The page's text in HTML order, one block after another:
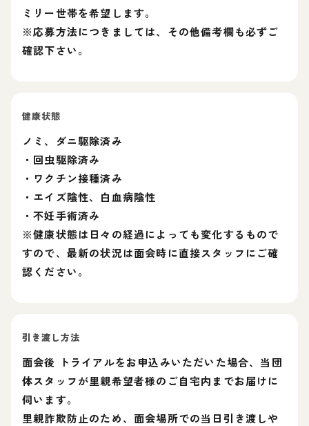
ミリー世帯を希望します。
※応募方法につきましては、その他備考欄も必ずご
確認下さい。
健康状態
ノミ、ダニ駆除済み
・回虫駆除済み
・ワクチン接種済み
・エイズ陰性、白血病陰性
・不妊手術済み
※健康状態は日々の経過によっても変化するもので
すので、最新の状況は面会時に直接スタッフにご確
認ください。
引き渡し方法
面会後 トライアルをお申込みいただいた場合、当団
体スタッフが里親希望者様のご自宅内までお届けに
伺います。
里親詐欺防止のため、面会場所での当日引き渡しや